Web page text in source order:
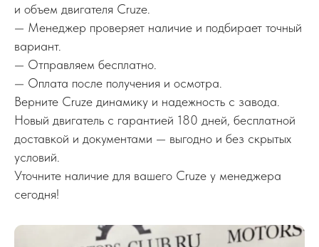
и объем двигателя Cruze.
— Менеджер проверяет наличие и подбирает точный
вариант.
— Отправляем бесплатно.
— Оплата после получения и осмотра.
Верните Cruze динамику и надежность с завода.
Новый двигатель с гарантией 180 дней, бесплатной
доставкой и документами — выгодно и без скрытых
условий.
Уточните наличие для вашего Cruze у менеджера
сегодня!